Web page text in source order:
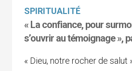
SPIRITUALITÉ
« La confiance, pour
s’ouvrir au témoignage »,
« Dieu, notre rocher de salut